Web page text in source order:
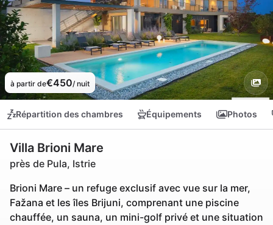
à partir de€450/ nuit
Répartition des chambres Équipements Photos
Villa Brioni Mare
près de Pula, Istrie
Brioni Mare – un refuge exclusif avec vue sur la mer,
Fažana et les îles Brijuni, comprenant une piscine
chauffée, un sauna, un mini-golf privé et une situation